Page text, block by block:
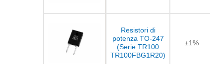
Resistori di
potenza TO-247
(Serie TR100
TR100FBG1R20)
±1%